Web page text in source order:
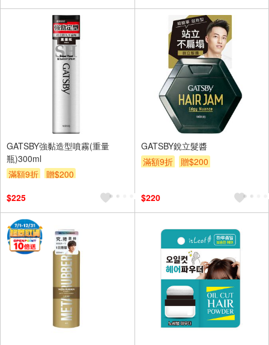
GATSBY強黏造型噴霧(重量
瓶)300ml
滿額9折
贈$200
$225
GATSBY銳立髮醬
滿額9折
贈$200
$220